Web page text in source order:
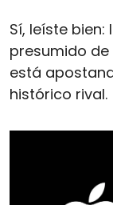
Sí, leíste
presumido
está
histórico rival.